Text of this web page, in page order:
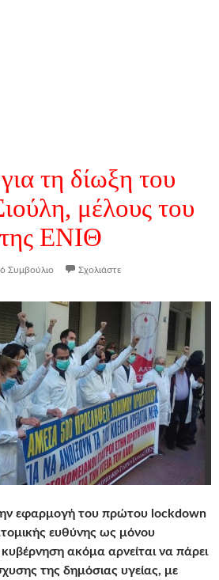
τη δίωξη του
μέλους του
ΕΝΙΘ
Συμβούλιο Σχολιάστε
εφαρμογή του πρώτου lockdown
ευθύνης ως μόνου
ακόμα αρνείται να πάρει
της δημόσιας υγείας, με